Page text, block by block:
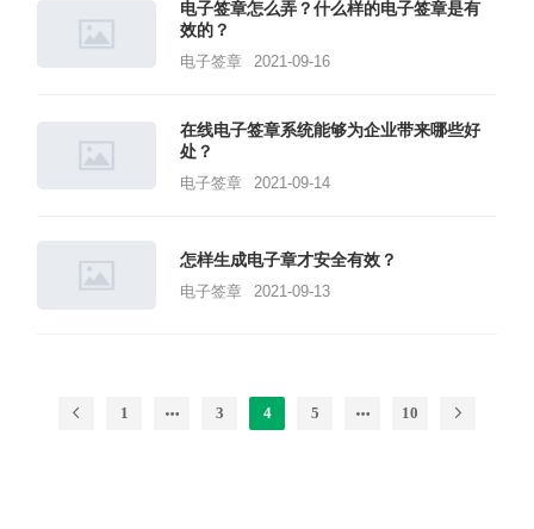
电子签章怎么弄？什么样的电子签章是有
效的？
电子签章 2021-09-16
在线电子签章系统能够为企业带来哪些好
处？
电子签章 2021-09-14
怎样生成电子章才安全有效？
电子签章 2021-09-13
1 3 4 5 10